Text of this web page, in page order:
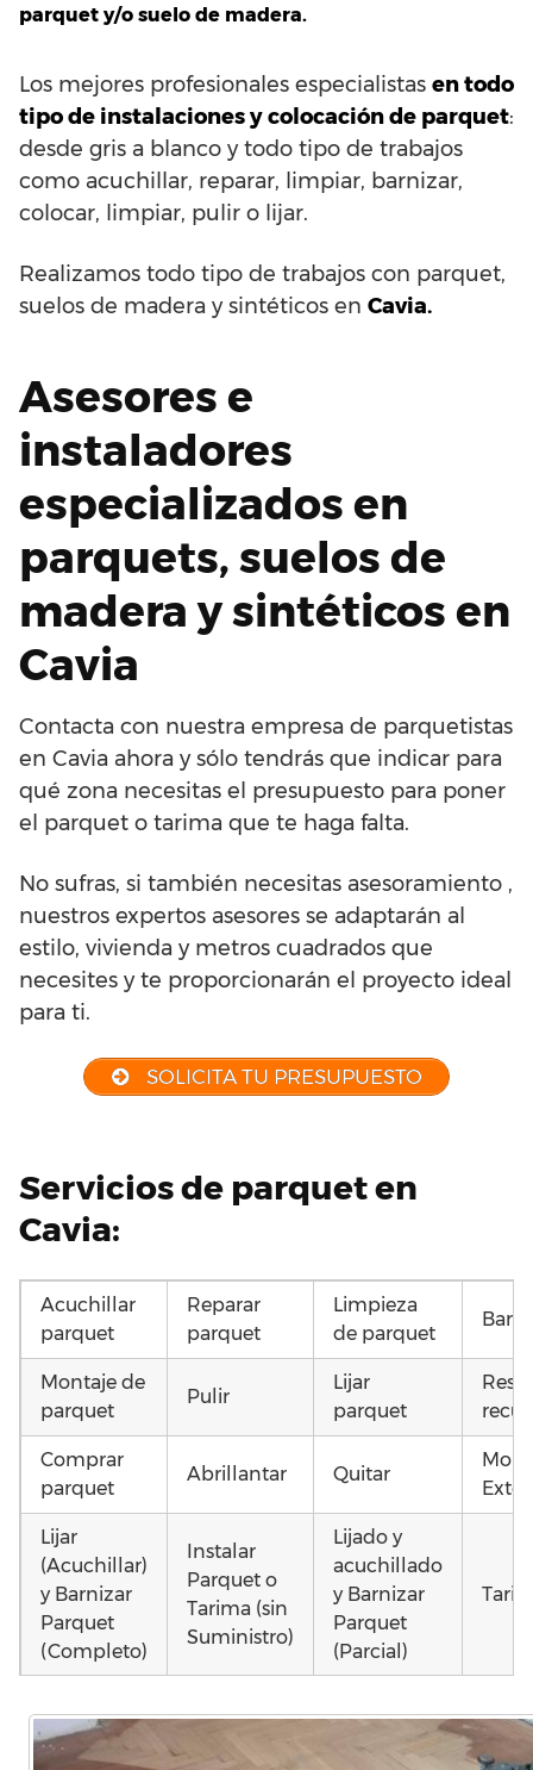
parquet y/o suelo de madera.
Los mejores profesionales especialistas en todo
tipo de instalaciones y colocación de parquet:
desde gris a blanco y todo tipo de trabajos
como acuchillar, reparar, limpiar, barnizar,
colocar, limpiar, pulir o lijar.
Realizamos todo tipo de trabajos con parquet,
suelos de madera y sintéticos en Cavia.
Asesores e
instaladores
especializados en
parquets, suelos de
madera y sintéticos en
Cavia
Contacta con nuestra empresa de parquetistas
en Cavia ahora y sólo tendrás que indicar para
qué zona necesitas el presupuesto para poner
el parquet o tarima que te haga falta.
No sufras, si también necesitas asesoramiento ,
nuestros expertos asesores se adaptarán al
estilo, vivienda y metros cuadrados que
necesites y te proporcionarán el proyecto ideal
para ti.
SOLICITA TU PRESUPUESTO
Servicios de parquet en
Cavia:
Acuchillar
parquet
Reparar
parquet
Limpieza
de parquet
Montaje de
parquet
Pulir
Lijar
parquet
Comprar
parquet
Abrillantar Quitar
Lijar
(Acuchillar)
y Barnizar
Parquet
(Completo)
Instalar
Parquet o
Tarima (sin
Suministro)
Lijado y
acuchillado
y Barnizar
Parquet
(Parcial)
Instalar
parquet o
Instalar
parquet o
Colocar
parquet o